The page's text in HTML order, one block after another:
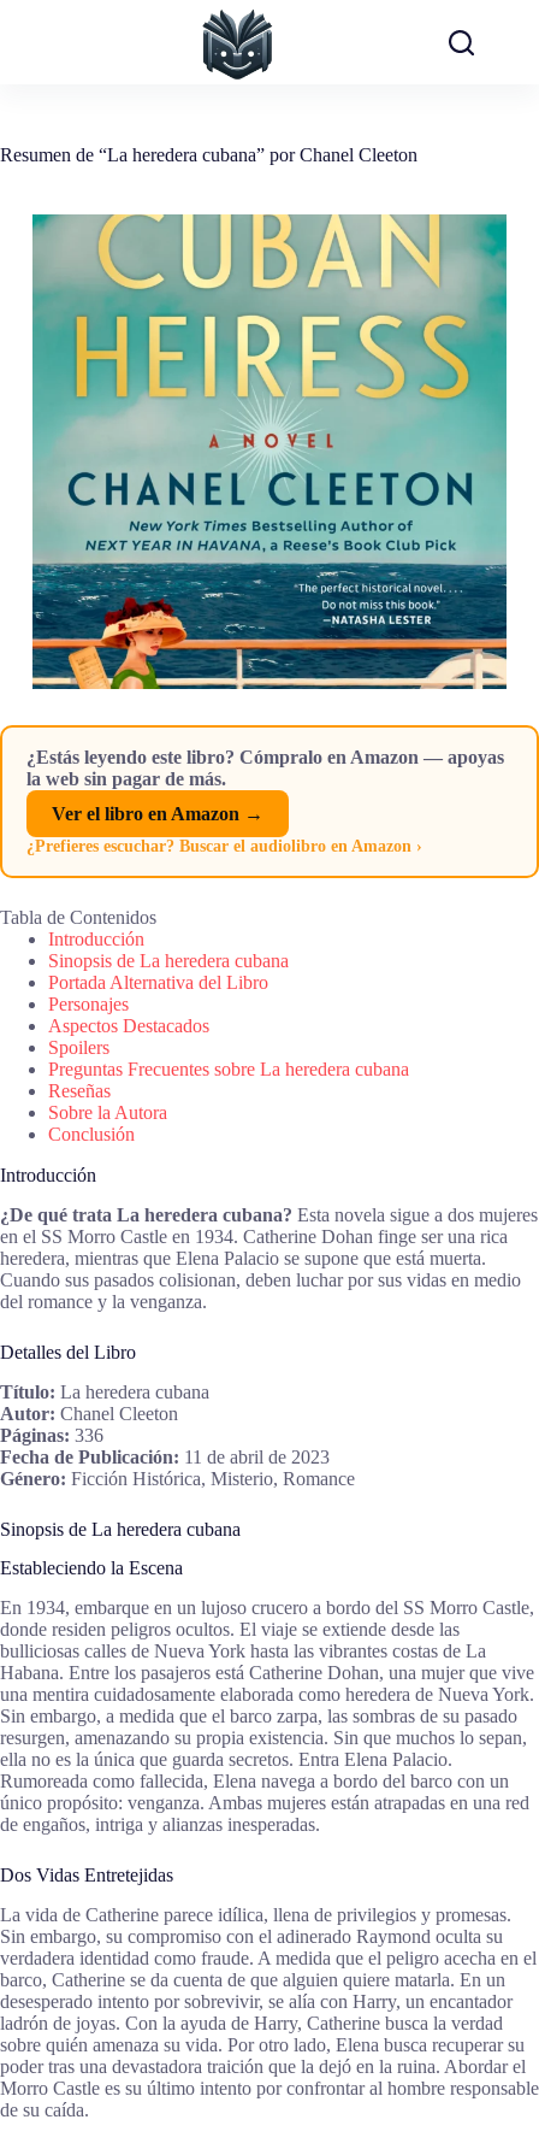
Resumen de “La heredera cubana” por Chanel Cleeton
¿Estás leyendo este libro? Cómpralo en Amazon — apoyas
la web sin pagar de más.
Ver el libro en Amazon →
¿Prefieres escuchar? Buscar el audiolibro en Amazon ›
Tabla de Contenidos
Introducción
Sinopsis de La heredera cubana
Portada Alternativa del Libro
Personajes
Aspectos Destacados
Spoilers
Preguntas Frecuentes sobre La heredera cubana
Reseñas
Sobre la Autora
Conclusión
Introducción
¿De qué trata La heredera cubana? Esta novela sigue a dos mujeres
en el SS Morro Castle en 1934. Catherine Dohan finge ser una rica
heredera, mientras que Elena Palacio se supone que está muerta.
Cuando sus pasados colisionan, deben luchar por sus vidas en medio
del romance y la venganza.
Detalles del Libro
Título: La heredera cubana
Autor: Chanel Cleeton
Páginas: 336
Fecha de Publicación: 11 de abril de 2023
Género: Ficción Histórica, Misterio, Romance
Sinopsis de La heredera cubana
Estableciendo la Escena
En 1934, embarque en un lujoso crucero a bordo del SS Morro Castle,
donde residen peligros ocultos. El viaje se extiende desde las
bulliciosas calles de Nueva York hasta las vibrantes costas de La
Habana. Entre los pasajeros está Catherine Dohan, una mujer que vive
una mentira cuidadosamente elaborada como heredera de Nueva York.
Sin embargo, a medida que el barco zarpa, las sombras de su pasado
resurgen, amenazando su propia existencia. Sin que muchos lo sepan,
ella no es la única que guarda secretos. Entra Elena Palacio.
Rumoreada como fallecida, Elena navega a bordo del barco con un
único propósito: venganza. Ambas mujeres están atrapadas en una red
de engaños, intriga y alianzas inesperadas.
Dos Vidas Entretejidas
La vida de Catherine parece idílica, llena de privilegios y promesas.
Sin embargo, su compromiso con el adinerado Raymond oculta su
verdadera identidad como fraude. A medida que el peligro acecha en el
barco, Catherine se da cuenta de que alguien quiere matarla. En un
desesperado intento por sobrevivir, se alía con Harry, un encantador
ladrón de joyas. Con la ayuda de Harry, Catherine busca la verdad
sobre quién amenaza su vida. Por otro lado, Elena busca recuperar su
poder tras una devastadora traición que la dejó en la ruina. Abordar el
Morro Castle es su último intento por confrontar al hombre responsable
de su caída.